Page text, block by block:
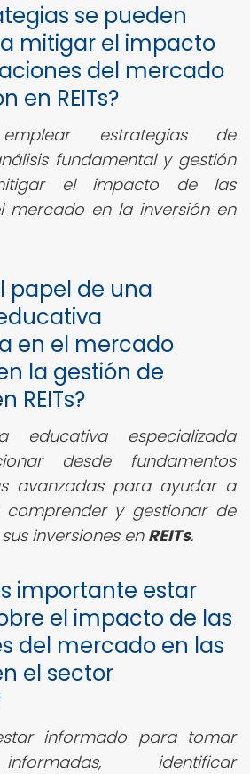
se pueden
mitigar el impacto
del mercado
en REITs?
estrategias de
fundamental y gestión
el impacto de las
mercado en la inversión en
papel de una
en el mercado
la gestión de
REITs?
educativa especializada
desde fundamentos
avanzadas para ayudar a
comprender y gestionar de
inversiones en REITs.
importante estar
el impacto de las
del mercado en las
el sector
informado para tomar
identificar